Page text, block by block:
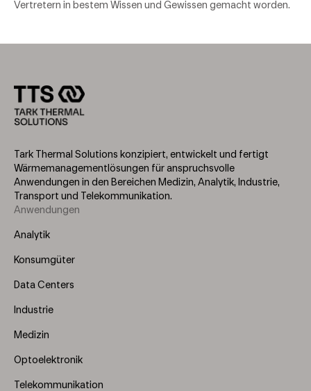
Vertretern in bestem Wissen und Gewissen gemacht worden.
Tark Thermal Solutions konzipiert, entwickelt und fertigt
Wärmemanagementlösungen für anspruchsvolle
Anwendungen in den Bereichen Medizin, Analytik, Industrie,
Transport und Telekommunikation.
Footer
Menu
Anwendungen
Analytik
Konsumgüter
Data Centers
Industrie
Medizin
Optoelektronik
Telekommunikation